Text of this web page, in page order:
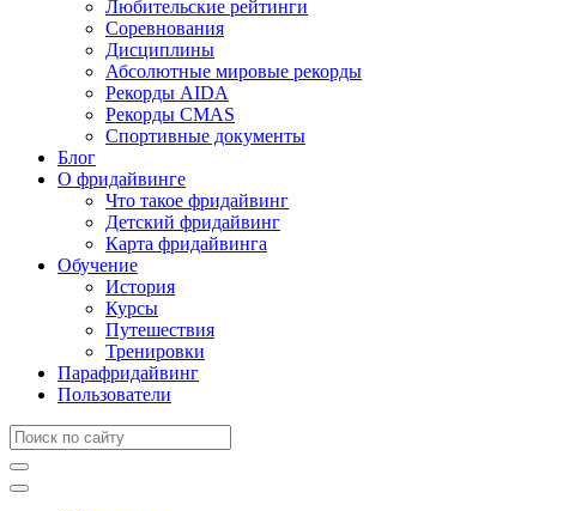
Любительские рейтинги
Соревнования
Дисциплины
Абсолютные мировые рекорды
Рекорды AIDA
Рекорды CMAS
Спортивные документы
Блог
О фридайвинге
Что такое фридайвинг
Детский фридайвинг
Карта фридайвинга
Обучение
История
Курсы
Путешествия
Тренировки
Парафридайвинг
Пользователи